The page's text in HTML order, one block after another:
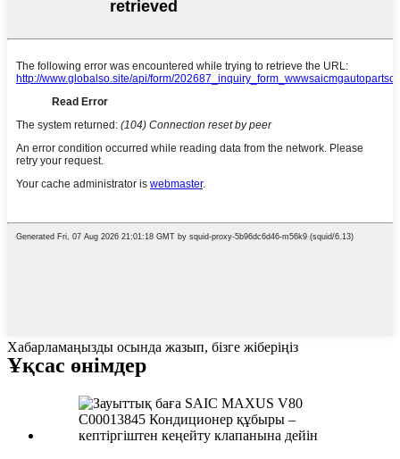
Хабарламаңызды осында жазып, бізге жіберіңіз
Ұқсас өнімдер